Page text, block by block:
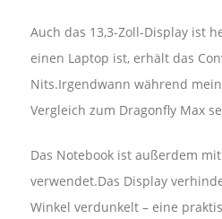
Auch das 13,3-Zoll-Display ist
einen Laptop ist, erhält das
Nits.Irgendwann während
Vergleich zum Dragonfly Max
Das Notebook ist außerdem
verwendet.Das Display
Winkel verdunkelt – eine